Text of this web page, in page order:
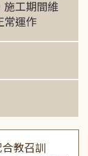
施工期間維
常運作
教召訓